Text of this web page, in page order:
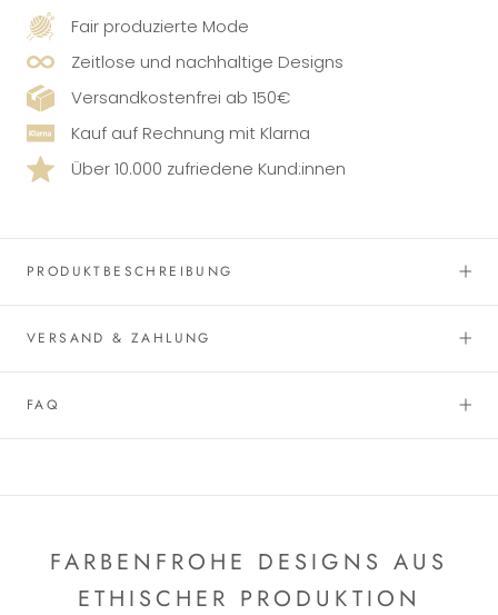
Fair produzierte Mode
Zeitlose und nachhaltige Designs
Versandkostenfrei ab 150€
Kauf auf Rechnung mit Klarna
Über 10.000 zufriedene Kund:innen
PRODUKTBESCHREIBUNG
VERSAND & ZAHLUNG
FAQ
FARBENFROHE DESIGNS AUS
ETHISCHER PRODUKTION